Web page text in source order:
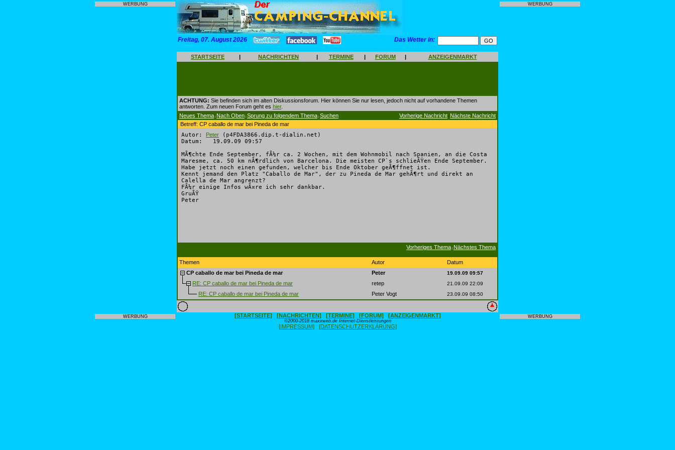
WERBUNG
WERBUNG
Freitag, 07. August 2026 Das Wetter in:
STARTSEITE | NACHRICHTEN | TERMINE | FORUM | ANZEIGENMARKT
ACHTUNG: Sie befinden sich im alten Diskussionsforum. Hier können Sie nur lesen, jedoch nicht auf vorhandene Themen
antworten. Zum neuen Forum geht es hier.
Neues Thema | Nach Oben | Sprung zu folgendem Thema | Suchen Vorherige Nachricht | Nächste Nachricht
Betreff: CP caballo de mar bei Pineda de mar
Autor: Peter (p4FDA3866.dip.t-dialin.net)
Datum: 19.09.09 09:57
MÃ¶chte Ende September, fÃ¼r ca. 2 Wochen, mit dem Wohnmobil nach Spanien, an die Costa
Maresme, ca. 50 km nÃ¶rdlich von Barcelona. Die meisten CP`s schlieÃŸen Ende September.
Habe jetzt noch einen gefunden, welcher bis Ende Oktober geÃ¶ffnet ist.
Kennt jemand den Platz "Caballo de Mar", der zu Pineda de Mar gehÃ¶rt und direkt an
Calella de Mar angrenzt?
FÃ¼r einige Infos wÃ¤re ich sehr dankbar.
GruÃŸ
Peter
Vorheriges Thema | Nächstes Thema
Themen Autor
Datum
CP caballo de mar bei Pineda de mar
Peter 19.09.09 09:57
RE: CP caballo de mar bei Pineda de mar retep 21.09.09 22:09
RE: CP caballo de mar bei Pineda de mar Peter Vogt 23.09.09 08:50
[STARTSEITE] [NACHRICHTEN] [TERMINE] [FORUM] [ANZEIGENMARKT]
©2000-2018 maxxweb.de Internet-Dienstleistungen
[IMPRESSUM] [DATENSCHUTZERKLÄRUNG]
WERBUNG
WERBUNG